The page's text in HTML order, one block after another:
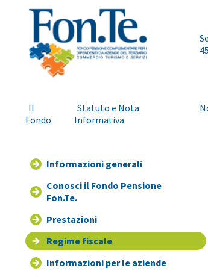
Il
Fondo
Statuto e Nota
Informativa
Informazioni generali
Conosci il Fondo Pensione
Fon.Te.
Prestazioni
Regime fiscale
Informazioni per le aziende